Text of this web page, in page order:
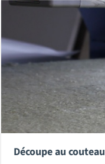
Découpe au couteau